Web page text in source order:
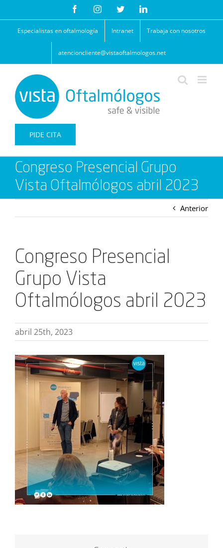
contenido
FacebookInstagramTwitterLinkedIn
Especialistas en oftalmología Intranet Trabaja con nosotros
atencioncliente@vistaoftalmologos.net
PIDE CITA
Congreso Presencial Grupo
Vista Oftalmólogos abril 2023
Anterior
Congreso Presencial
Grupo Vista
Oftalmólogos abril 2023
abril 25th, 2023